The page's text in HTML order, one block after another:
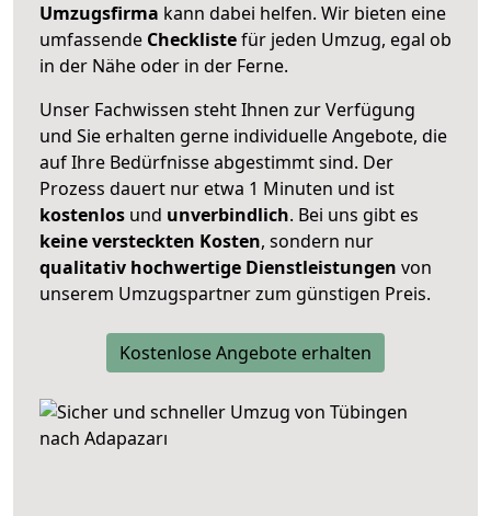
Umzugsfirma kann dabei helfen. Wir bieten eine
umfassende Checklistefür jeden Umzug, egal ob
in der Nähe oder in der Ferne.
Unser Fachwissen steht Ihnen zur Verfügung
und Sie erhalten gerne individuelle Angebote, die
auf Ihre Bedürfnisse abgestimmt sind. Der
Prozess dauert nur etwa 1 Minuten und ist
kostenlos und unverbindlich. Bei uns gibt es
keine versteckten Kosten, sondern nur
qualitativ hochwertige Dienstleistungen von
unserem Umzugspartner zum günstigen Preis.
Kostenlose Angebote erhalten